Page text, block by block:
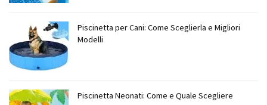
Piscinetta per Cani: Come Sceglierla e Migliori
Modelli
Piscinetta Neonati: Come e Quale Scegliere